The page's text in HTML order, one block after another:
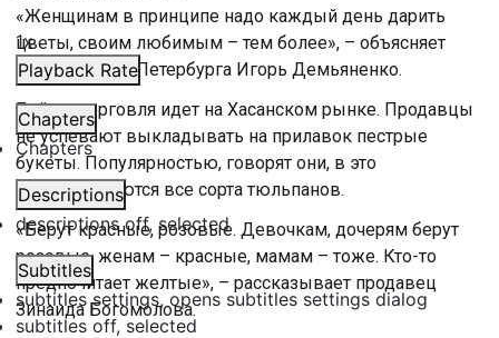
1x
Playback Rate
Chapters
Chapters
Descriptions
descriptions off, selected
Subtitles
subtitles settings, opens subtitles settings dialog
subtitles off, selected
«Женщинам в принципе надо каждый день дарить
цветы, своим любимым – тем более», – объясняет
житель Санкт-Петербурга Игорь Демьяненко.
Бойкая торговля идет на Хасанском рынке. Продавцы
не успевают выкладывать на прилавок пестрые
букеты. Популярностью, говорят они, в это
утро пользуются все сорта тюльпанов.
«Берут красные, розовые. Девочкам, дочерям берут
розовые, женам – красные, мамам – тоже. Кто-то
предпочитает желтые», – рассказывает продавец
Зинаида Богомолова.